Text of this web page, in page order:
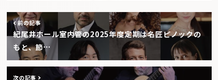
前の記事
紀尾井ホール室内管の2025年度定期は名匠ピノックの
もと、節…
次の記事